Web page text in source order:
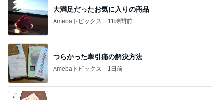
大満足だったお気に入りの商品
Amebaトピックス 11時間前
つらかった牽引痛の解決方法
Amebaトピックス 1日前